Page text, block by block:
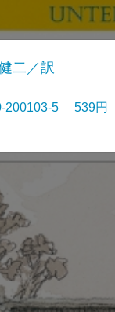
二／訳
200103-5 539円